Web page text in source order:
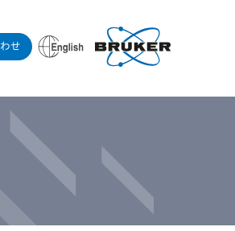
搭載ラマン顕微鏡
定用密閉容器
せ